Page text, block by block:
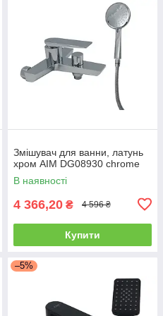
Змішувач для ванни, латунь
хром AIM DG08930 chrome
В наявності
4 366,20 ₴ 4 596 ₴
Купити
–5%